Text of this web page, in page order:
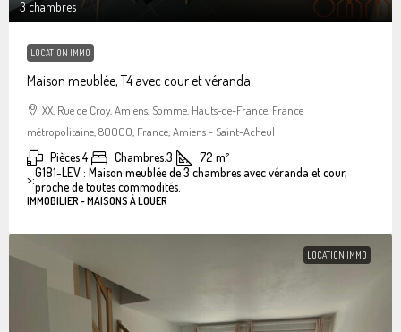
3 chambres
LOCATION IMMO
Maison meublée, T4 avec cour et véranda
XX, Rue de Croy, Amiens, Somme, Hauts-de-France, France
métropolitaine, 80000, France, Amiens - Saint-Acheul
Pièces:4 Chambres:3 72 m²
>:G181-LEV : Maison meublée de 3 chambres avec véranda et cour,
proche de toutes commodités.
IMMOBILIER - MAISONS À LOUER
LOCATION IMMO